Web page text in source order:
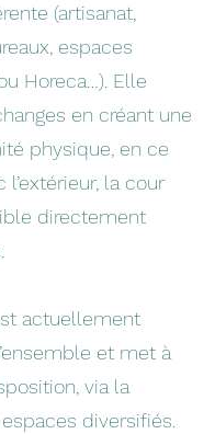
(artisanat,
espaces
Horeca…). Elle
en créant une
physique, en ce
la cour
directement
actuellement
et met à
via la
diversifiés.